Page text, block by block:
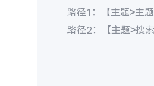
路径1：【主题>主
路径2：【主题>搜